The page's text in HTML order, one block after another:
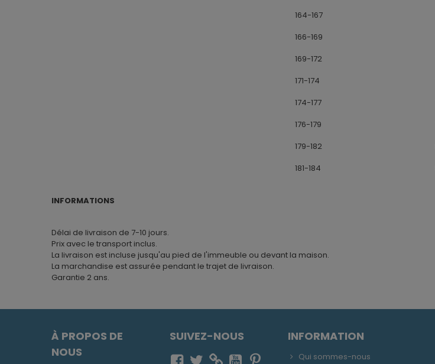
164-167
166-169
169-172
171-174
174-177
176-179
179-182
181-184
INFORMATIONS
Délai de livraison de 7-10 jours.
Prix avec le transport inclus.
La livraison est incluse jusqu'au pied de l'immeuble ou devant la maison.
La marchandise est assurée pendant le trajet de livraison.
Garantie 2 ans.
À PROPOS DE
NOUS
SUIVEZ-NOUS INFORMATION
Qui sommes-nous